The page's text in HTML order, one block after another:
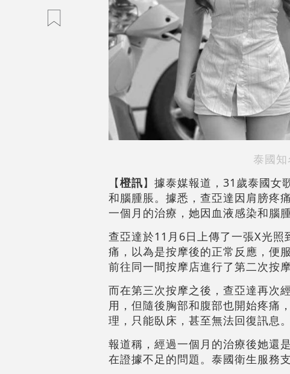
泰國
【橙訊】據泰媒報道，31歲泰國女
和腦腫脹。據悉，查亞達因肩膀疼
一個月的治療，她因血液感染和腦
查亞達於11月6日上傳了一張X光
痛，以為是按摩後的正常反應，便
前往同一間按摩店進行了第二次按摩
而在第三次按摩之後，查亞達再次
用，但隨後胸部和腹部也開始疼痛
理，只能臥床，甚至無法回復訊息。
報道稱，經過一個月的治療後她還
在證據不足的問題。泰國衛生服務